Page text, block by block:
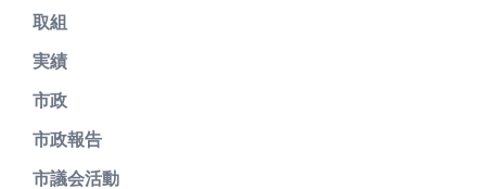
取組
実績
市政
市政報告
市議会活動